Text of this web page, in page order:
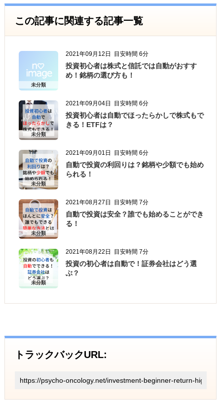
この記事に関連する記事一覧
未分類
2021年09月12日 目安時間 6分
投資初心者は株式と信託では自動がおすす
め！銘柄の選び方も！
未分類
2021年09月04日 目安時間 6分
投資初心者は自動でほったらかしで株式もで
きる！ETFは？
未分類
2021年09月01日 目安時間 6分
自動で投資の利回りは？銘柄や少額でも始め
られる！
未分類
2021年08月27日 目安時間 7分
自動で投資は安全？誰でも始めることができ
る！
未分類
2021年08月22日 目安時間 7分
投資の初心者は自動で！証券会社はどう選
ぶ？
トラックバックURL: